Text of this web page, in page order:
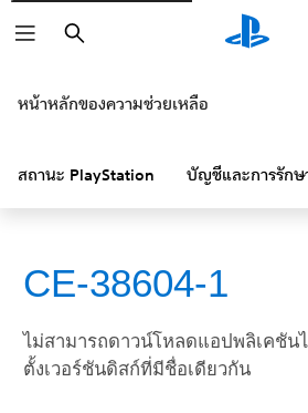
หน้าหลักของความช่วยเหลือ
สถานะ PlayStation บัญชีและการรัก
CE-38604-1
ไม่สามารถดาวน์โหลดแอปพลิเคชัน
ตั้งเวอร์ชันดิสก์ที่มีชื่อเดียวกัน